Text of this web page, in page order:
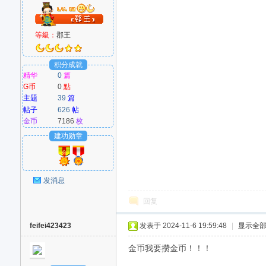
好
者
等級：郡王
积分成就
精华
0 篇
G币
0點
主题
39 篇
帖子
626 帖
金币
7186枚
建功勋章
发消息
回复
feifei423423 发表于 2024-11-6 19:59:48 显示全
金币我要攒金币！！！